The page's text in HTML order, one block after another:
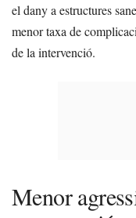
el dany a estructures
menor taxa de
de la intervenció.
Menor